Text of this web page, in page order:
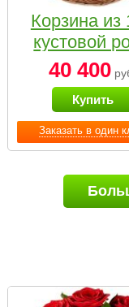
Заказать в один
Корзина из
кустовой
нежных
40 400
Купить